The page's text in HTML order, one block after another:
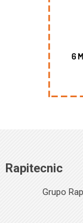
Rapitecnic
Grupo